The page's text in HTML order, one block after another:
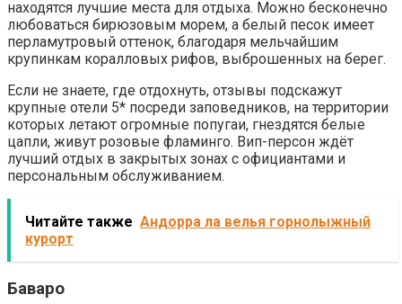
находятся лучшие места для отдыха. Можно бесконечно
любоваться бирюзовым морем, а белый песок имеет
перламутровый оттенок, благодаря мельчайшим
крупинкам коралловых рифов, выброшенных на берег.
Если не знаете, где отдохнуть, отзывы подскажут
крупные отели 5* посреди заповедников, на территории
которых летают огромные попугаи, гнездятся белые
цапли, живут розовые фламинго. Вип-персон ждёт
лучший отдых в закрытых зонах с официантами и
персональным обслуживанием.
Читайте также Андорра ла велья горнолыжный
курорт
Баваро